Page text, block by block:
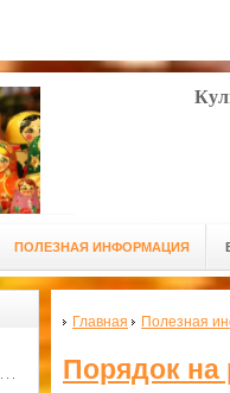
ПОЛЕЗНАЯ ИНФОРМАЦИЯ
Главная Полезная
Порядок на